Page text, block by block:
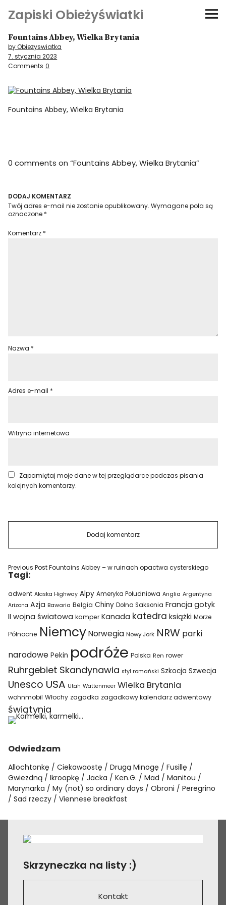
Zapiski Obieżyświatki
Podróże
Kultura i sztuka
Kątem oka
Fountains Abbey, Wielka Brytania
by Obiezyswiatka
7. stycznia 2023
Comments 0
Fountains Abbey, Wielka Brytania
0 comments on “Fountains Abbey, Wielka Brytania”
DODAJ KOMENTARZ
Twój adres e-mail nie zostanie opublikowany. Wymagane pola są
oznaczone *
Komentarz *
Nazwa *
Adres e-mail *
Witryna internetowa
Zapamiętaj moje dane w tej przeglądarce podczas pisania
kolejnych komentarzy.
Previous PostFountains Abbey – w ruinach opactwa cysterskiego
Tagi:
adwent Alaska Highway Alpy Ameryka Południowa Anglia Argentyna
Arizona Azja Bawaria Belgia Chiny Dolna Saksonia Francja gotyk
II wojna światowa kamper Kanada katedra książki Morze
Północne Niemcy Norwegia Nowy Jork NRW parki
narodowe Pekin podróże Polska Ren rower
Ruhrgebiet Skandynawia styl romański Szkocja Szwecja
Unesco USA Utah Wattenmeer Wielka Brytania
wohnmobil Włochy zagadka zagadkowy kalendarz adwentowy
świątynia
Odwiedzam
Allochtonkę Ciekawaostę Drugą Minogę
Fusillę
Gwiezdną
Ikroopkę Jacka Ken.G. Mad
Manitou
Marynarka
My (not) so ordinary days Obroni
Peregrino
Sad rzeczy
Viennese breakfast
Skrzyneczka na listy :)
Kontakt